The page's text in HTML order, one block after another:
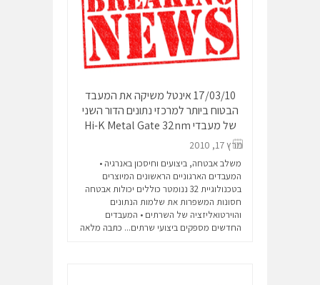
17/03/10 אינטל משיקה את המעבד
הבטוח ביותר למרכזי נתונים הדור השני
של מעבדי Hi-K Metal Gate 32nm
מרץ 17, 2010
משלב אבטחה, ביצועים וחיסכון באנרגיה •
המעבדים הארגוניים הראשונים המיוצרים
בטכנולוגיית 32 ננומטר כוללים יכולות אבטחה
חסונות המשפרות את שלמות הנתונים
והוירטואליזציה של השרתים • המעבדים
החדשים מספקים ביצועי שרתים... כתבה מלאה